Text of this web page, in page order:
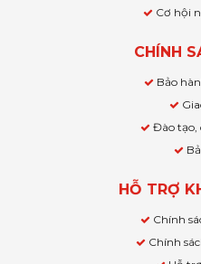
Cơ hội
CHÍNH
Bảo
Đào tạo,
HỖ TRỢ
Chính
Chính